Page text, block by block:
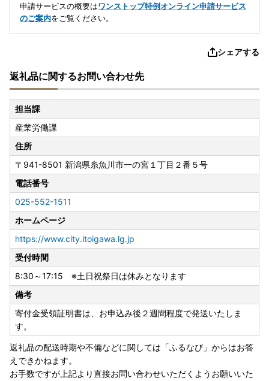
申請サービスの概要はワンストップ特例オンライン申請サービス
のご案内をご覧ください。
シェアする
返礼品に関するお問い合わせ先
担当課
産業労働課
住所
〒941-8501 新潟県糸魚川市一の宮１丁目２番５号
電話番号
025-552-1511
ホームページ
https://www.city.itoigawa.lg.jp
受付時間
8:30～17:15 ※土日祝祭日は休みとなります
備考
寄付金受領証明書は、お申込み後２週間程度で発送いたしま
す。
返礼品の配送時期や不備などに関しては「ふるなび」からはお答
えできかねます。
お手数ですが上記より直接お問い合わせいただくようお願いいた